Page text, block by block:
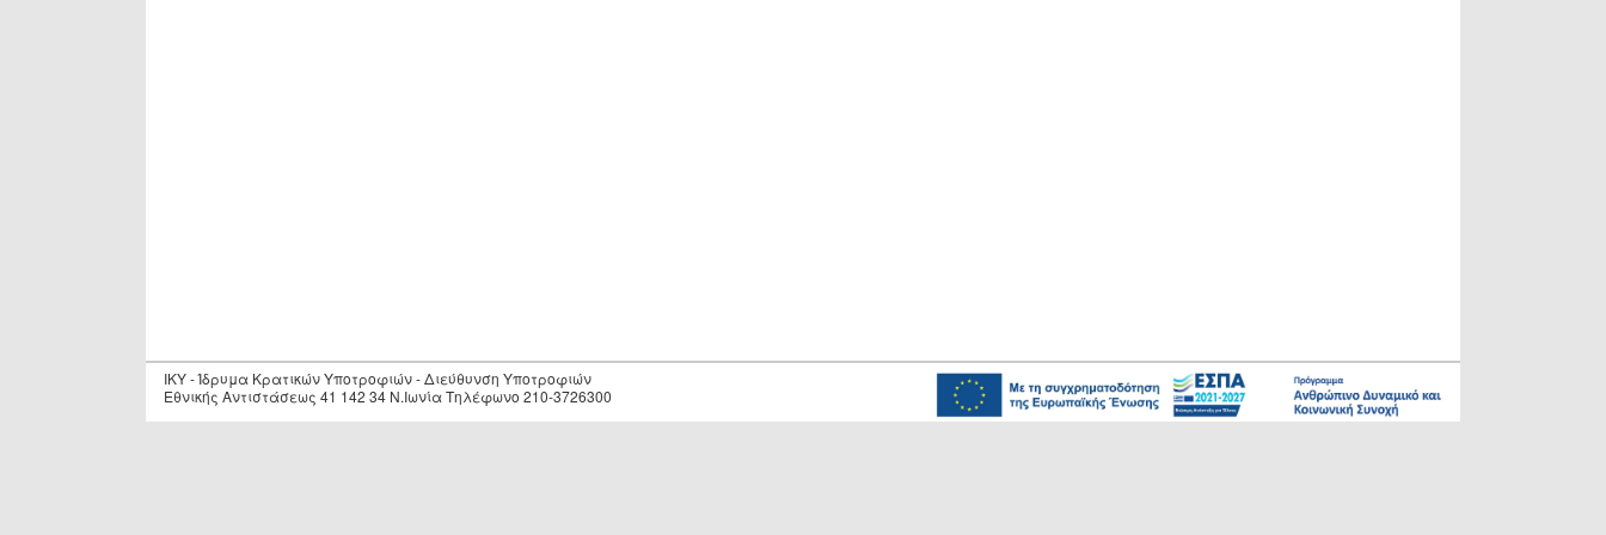
IKY - Ίδρυμα Κρατικών Υποτροφιών - Διεύθυνση Υποτροφιών
Εθνικής Αντιστάσεως 41 142 34 Ν.Ιωνία Τηλέφωνο 210-3726300